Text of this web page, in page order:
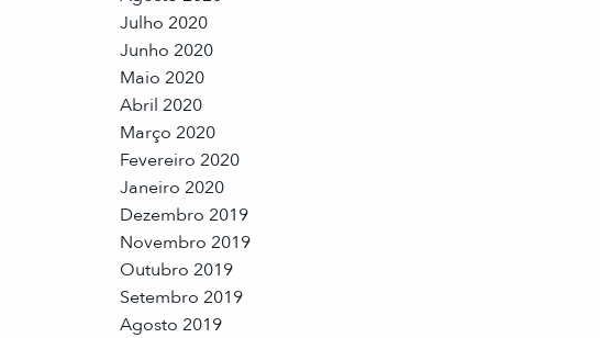
Julho 2020
Junho 2020
Maio 2020
Abril 2020
Março 2020
Fevereiro 2020
Janeiro 2020
Dezembro 2019
Novembro 2019
Outubro 2019
Setembro 2019
Agosto 2019